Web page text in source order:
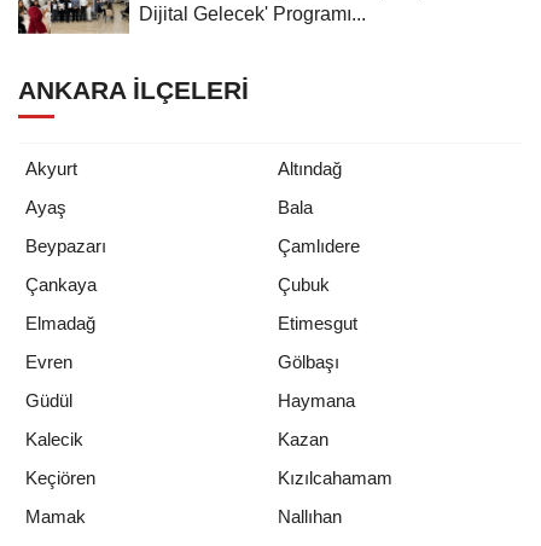
Dijital Gelecek' Programı...
ANKARA İLÇELERI
Akyurt
Altındağ
Ayaş
Bala
Beypazarı
Çamlıdere
Çankaya
Çubuk
Elmadağ
Etimesgut
Evren
Gölbaşı
Güdül
Haymana
Kalecik
Kazan
Keçiören
Kızılcahamam
Mamak
Nallıhan